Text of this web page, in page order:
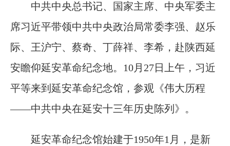
中共中央总书记、国家主席、中央军委主
席习近平带领中共中央政治局常委李强、赵乐
际、王沪宁、蔡奇、丁薛祥、李希，赴陕西延
安瞻仰延安革命纪念地。10月27日上午，习近
平等来到延安革命纪念馆，参观《伟大历程
——中共中央在延安十三年历史陈列》。
延安革命纪念馆始建于1950年1月，是新